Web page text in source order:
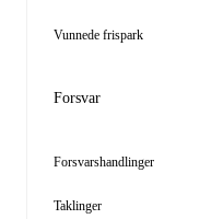
Vunnede frispark
Forsvar
Forsvarshandlinger
Taklinger